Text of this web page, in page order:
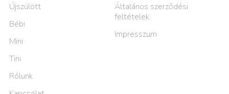
Újszülött
Bébi
Mini
Tini
Rólunk
Általános szerződési
feltételek
Impresszum